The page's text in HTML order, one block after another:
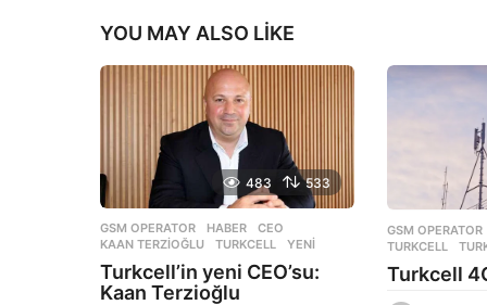
YOU MAY ALSO LIKE
483 533
GSM OPERATOR ,HABER CEO
KAAN TERZIOĞLU
,TURKCELL ,YENI
Turkcell’in yeni CEO’su:
Kaan Terzioğlu
GSM OPERATOR
TURKCELL
,
Turkcell